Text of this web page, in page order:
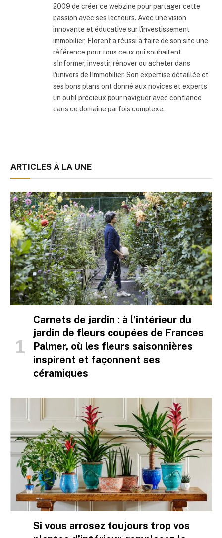
2009 de créer ce webzine pour partager cette
passion avec ses lecteurs. Avec une vision
innovante et éducative sur l'investissement
immobilier, Florent a réussi à faire de son site une
référence pour tous ceux qui souhaitent
s'informer, investir, rénover ou acheter dans
l'univers de l'immobilier. Son expertise détaillée et
ses bons plans ont donné aux novices et experts
un outil précieux pour naviguer avec confiance
dans ce domaine parfois complexe.
ARTICLES À LA UNE
Carnets de jardin : à l’intérieur du
jardin de fleurs coupées de Frances
Palmer, où les fleurs saisonnières
inspirent et façonnent ses
céramiques
Si vous arrosez toujours trop vos